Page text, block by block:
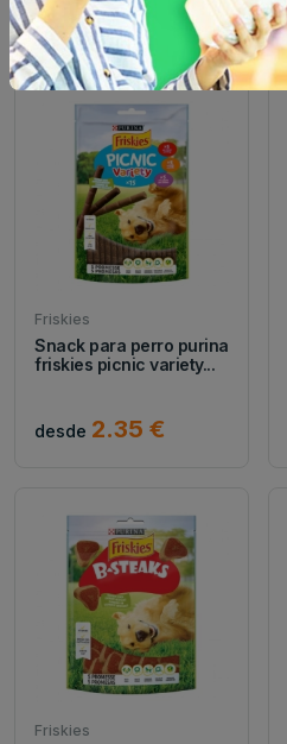
desde11.45 €
Friskies
Snack para perro purina
friskies picnic variety...
desde 2.35 €
Friskies